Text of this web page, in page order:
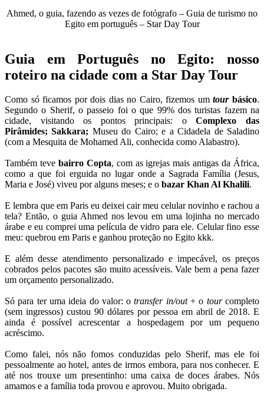
Ahmed, o guia, fazendo as vezes de fotógrafo – Guia de turismo no
Egito em português – Star Day Tour
Guia em Português no Egito: nosso
roteiro na cidade com a Star Day Tour
Como só ficamos por dois dias no Cairo, fizemos umtourbásico.
Segundo o Sherif, o passeio foi o que 99% dos turistas fazem na
cidade, visitando os pontos principais: oComplexo das
Pirâmides; Sakkara; Museu do Cairo; e a Cidadela de Saladino
(com a Mesquita de Mohamed Ali, conhecida como Alabastro).
Também teve bairro Copta, com as igrejas mais antigas da África,
como a que foi erguida no lugar onde a Sagrada Família (Jesus,
Maria e José) viveu por alguns meses; e o bazar Khan Al Khalili.
E lembra que em Paris eu deixei cair meu celular novinho e rachou a
tela? Então, o guia Ahmed nos levou em uma lojinha no mercado
árabe e eu comprei uma película de vidro para ele. Celular fino esse
meu: quebrou em Paris e ganhou proteção no Egito kkk.
E além desse atendimento personalizado e impecável, os preços
cobrados pelos pacotes são muito acessíveis. Vale bem a pena fazer
um orçamento personalizado.
Só para ter uma ideia do valor: otransfer in/out+ o tourcompleto
(sem ingressos) custou 90 dólares por pessoa em abril de 2018. E
ainda é possível acrescentar a hospedagem por um pequeno
acréscimo.
Como falei, nós não fomos conduzidas pelo Sherif, mas ele foi
pessoalmente ao hotel, antes de irmos embora, para nos conhecer. E
até nos trouxe um presentinho: uma caixa de doces árabes. Nós
amamos e a família toda provou e aprovou. Muito obrigada.